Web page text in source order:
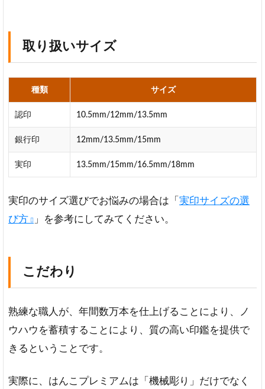
取り扱いサイズ
種類 サイズ
認印 10.5mm/12mm/13.5mm
銀行印 12mm/13.5mm/15mm
実印 13.5mm/15mm/16.5mm/18mm
実印のサイズ選びでお悩みの場合は「 実印サイズの選
び方
」を参考にしてみてください。
こだわり
熟練な職人が、年間数万本を仕上げることにより、ノ
ウハウを蓄積することにより、質の高い印鑑を提供で
きるということです。
実際に、はんこプレミアムは「機械彫り」だけでなく